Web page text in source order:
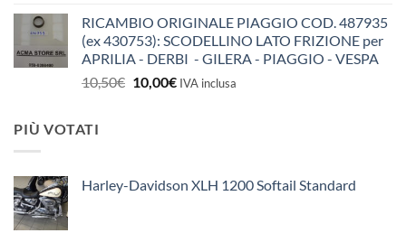
RICAMBIO ORIGINALE PIAGGIO COD. 487935
(ex 430753): SCODELLINO LATO FRIZIONE per
APRILIA - DERBI - GILERA - PIAGGIO - VESPA
10,50€ Il
10,00€IlIVA inclusa
PIÙ VOTATI
Harley-Davidson XLH 1200 Softail Standard